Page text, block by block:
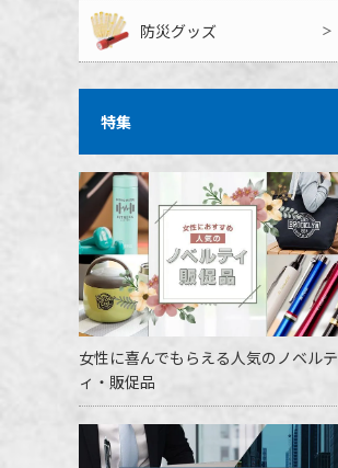
防災グッズ
特集
女性に喜んでもらえる人気のノベルテ
ィ・販促品